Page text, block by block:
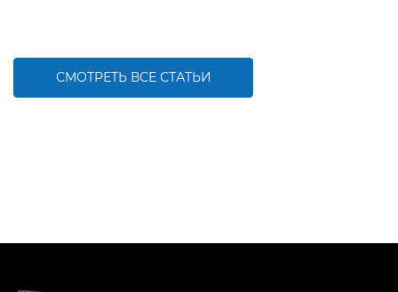
СМОТРЕТЬ ВСЕ СТАТЬИ